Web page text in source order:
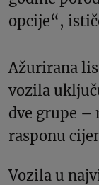
opcije“,
Ažurirana
vozila
dve grupe –
rasponu
Vozila u